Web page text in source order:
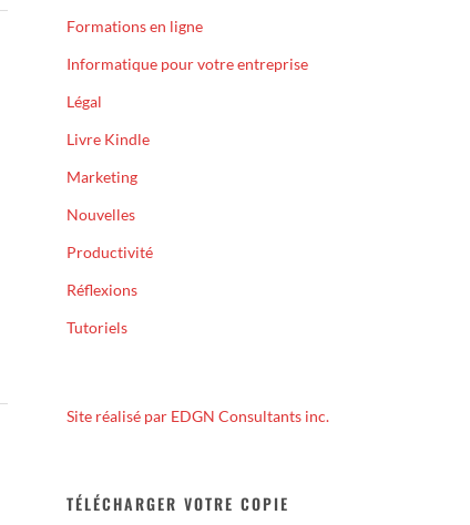
Formations en ligne
Informatique pour votre entreprise
Légal
Livre Kindle
Marketing
Nouvelles
Productivité
Réflexions
Tutoriels
Site réalisé par EDGN Consultants inc.
TÉLÉCHARGER VOTRE COPIE